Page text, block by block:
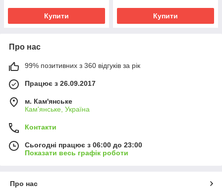
Купити Купити
Про нас
99% позитивних з 360 відгуків за рік
Працює з 26.09.2017
м. Кам'янське
Кам'янське, Україна
Контакти
Сьогодні працює з 06:00 до 23:00
Показати весь графік роботи
Про нас